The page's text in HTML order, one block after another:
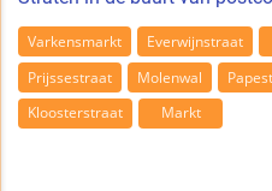
Varkensmarkt Everwijnstraat
Prijssestraat
Molenwal
Kloosterstraat
Markt